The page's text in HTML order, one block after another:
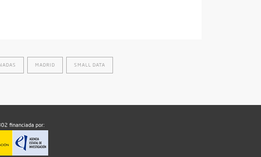
MADRID SMALL DATA
financiada por: